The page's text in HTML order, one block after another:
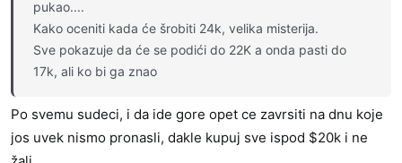
pukao....
Kako oceniti kada će šrobiti 24k, velika misterija.
Sve pokazuje da će se podići do 22K a onda pasti do
17k, ali ko bi ga znao
Po svemu sudeci, i da ide gore opet ce zavrsiti na dnu koje
jos uvek nismo pronasli, dakle kupuj sve ispod $20k i ne